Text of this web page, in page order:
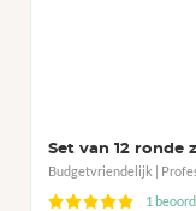
Set van 12 ronde
Budgetvriendelijk |
1